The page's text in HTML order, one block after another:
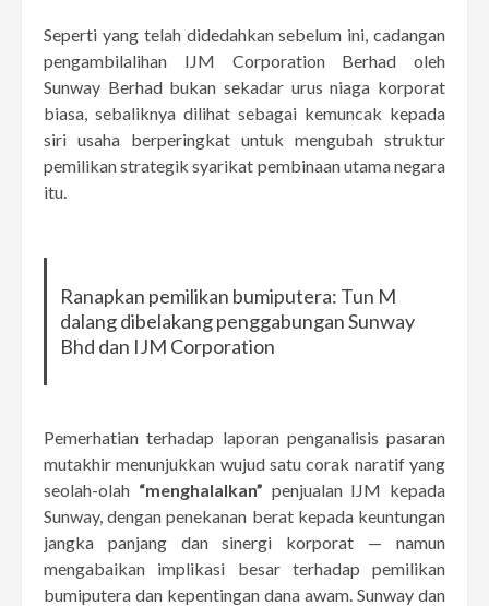
Seperti yang telah didedahkan sebelum ini, cadangan
pengambilalihan IJM Corporation Berhad oleh
Sunway Berhad bukan sekadar urus niaga korporat
biasa, sebaliknya dilihat sebagai kemuncak kepada
siri usaha berperingkat untuk mengubah struktur
pemilikan strategik syarikat pembinaan utama negara
itu.
Ranapkan pemilikan bumiputera: Tun M
dalang dibelakang penggabungan Sunway
Bhd dan IJM Corporation
Pemerhatian terhadap laporan penganalisis pasaran
mutakhir menunjukkan wujud satu corak naratif yang
seolah-olah “menghalalkan” penjualan IJM kepada
Sunway, dengan penekanan berat kepada keuntungan
jangka panjang dan sinergi korporat — namun
mengabaikan implikasi besar terhadap pemilikan
bumiputera dan kepentingan dana awam. Sunway dan